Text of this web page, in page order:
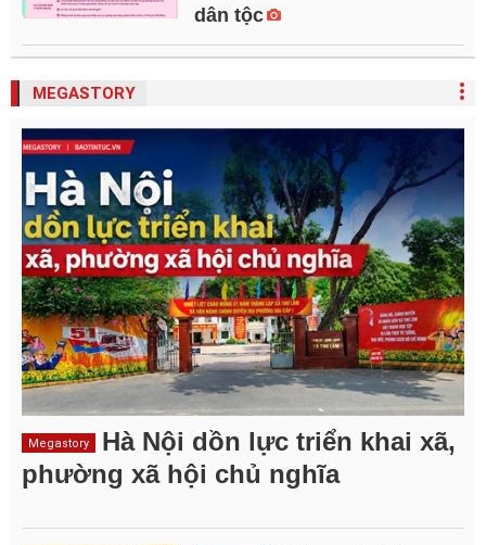
dân tộc
MEGASTORY
Megastory
Hà Nội dồn lực triển khai xã,
phường xã hội chủ nghĩa